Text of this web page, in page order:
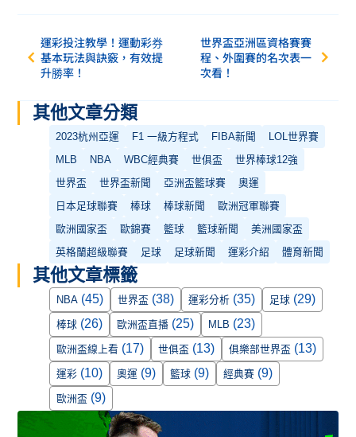
運彩投注教學！運動彩券
基本玩法與訣竅，有效提
升勝率！
世界盃亞洲區資格賽賽
程、外圍賽的名次表一
次看！
其他文章分類
2023杭州亞運 F1 一級方程式 FIBA新聞
LOL世界賽
MLB
NBA WBC經典賽 世俱盃
世界棒球12強
世界盃
世界盃新聞 亞洲盃籃球賽
奧運
日本足球聯賽
棒球 棒球新聞
歐洲冠軍聯賽
歐洲國家盃
歐錦賽 籃球 籃球新聞
美洲國家盃
英格蘭超級聯賽
足球 足球新聞 運彩介紹 體育新聞
其他文章標籤
NBA (45) 世界盃 (38) 運彩分析 (35) 足球 (29)
棒球 (26) 歐洲盃直播 (25) MLB (23)
歐洲盃線上看 (17) 世俱盃 (13) 俱樂部世界盃 (13)
運彩 (10) 奧運 (9) 籃球 (9) 經典賽 (9)
歐洲盃 (9)